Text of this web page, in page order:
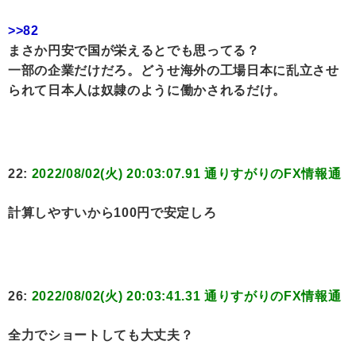
>>82
まさか円安で国が栄えるとでも思ってる？
一部の企業だけだろ。どうせ海外の工場日本に乱立させ
られて日本人は奴隷のように働かされるだけ。
22: 2022/08/02(火) 20:03:07.91 通りすがりのFX情報通
計算しやすいから100円で安定しろ
26: 2022/08/02(火) 20:03:41.31 通りすがりのFX情報通
全力でショートしても大丈夫？